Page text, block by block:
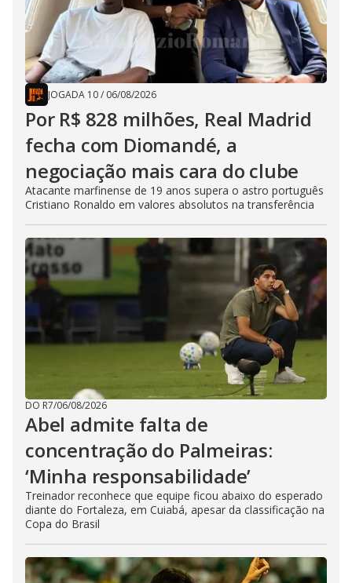
JOGADA 10/ 06/08/2026
Por R$ 828 milhões, Real Madrid
fecha com Diomandé, a
negociação mais cara do clube
Atacante marfinense de 19 anos supera o astro português
Cristiano Ronaldo em valores absolutos na transferência
DO R7/06/08/2026
Abel admite falta de
concentração do Palmeiras:
‘Minha responsabilidade’
Treinador reconhece que equipe ficou abaixo do esperado
diante do Fortaleza, em Cuiabá, apesar da classificação na
Copa do Brasil